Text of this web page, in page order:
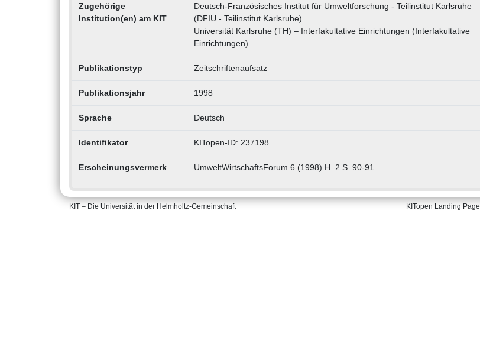
Zugehörige
Institution(en) am KIT
Deutsch-Französisches Institut für Umweltforschung - Teilinstitut Karlsruhe
(DFIU - Teilinstitut Karlsruhe)
Universität Karlsruhe (TH) – Interfakultative Einrichtungen (Interfakultative
Einrichtungen)
Publikationstyp Zeitschriftenaufsatz
Publikationsjahr 1998
Sprache Deutsch
Identifikator KITopen-ID: 237198
Erscheinungsvermerk UmweltWirtschaftsForum 6 (1998) H. 2 S. 90-91.
KIT – Die Universität in der Helmholtz-Gemeinschaft KITopen Landing Page